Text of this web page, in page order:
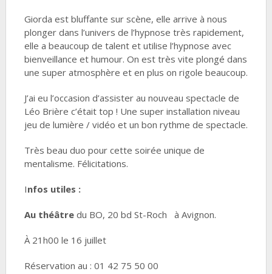
Giorda est bluffante sur scène, elle arrive à nous
plonger dans l’univers de l’hypnose très rapidement,
elle a beaucoup de talent et utilise l’hypnose avec
bienveillance et humour. On est très vite plongé dans
une super atmosphère et en plus on rigole beaucoup.
J’ai eu l’occasion d’assister au nouveau spectacle de
Léo Brière c’était top ! Une super installation niveau
jeu de lumière / vidéo et un bon rythme de spectacle.
Très beau duo pour cette soirée unique de
mentalisme. Félicitations.
Infos utiles :
Au théâtre du BO, 20 bd St-Roch à Avignon.
À 21h00 le 16 juillet
Réservation au : 01 42 75 50 00